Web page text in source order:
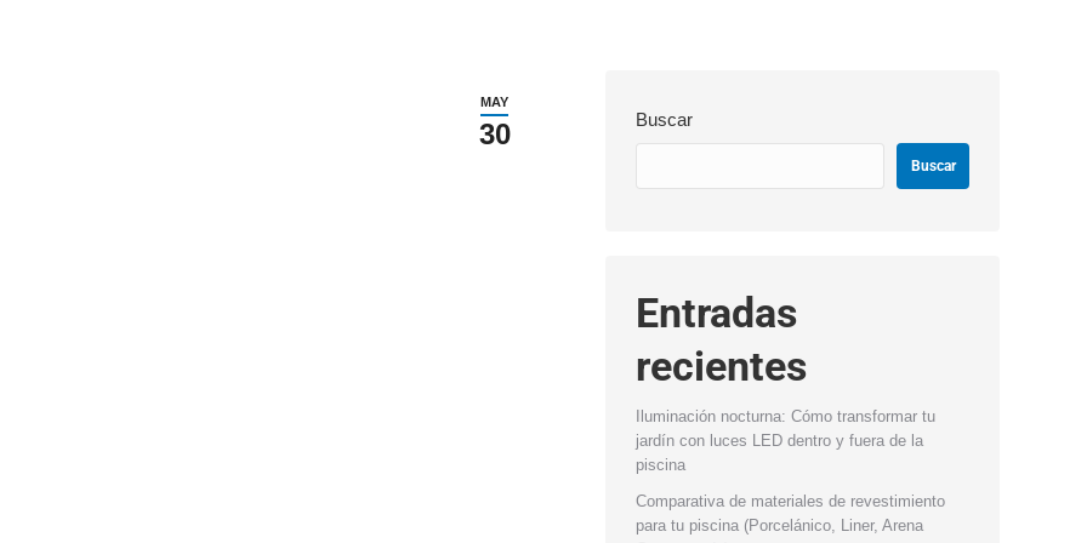
MAY
30 Buscar
Buscar
Entradas
recientes
Iluminación nocturna: Cómo transformar tu
jardín con luces LED dentro y fuera de la
piscina
Comparativa de materiales de revestimiento
para tu piscina (Porcelánico, Liner, Arena